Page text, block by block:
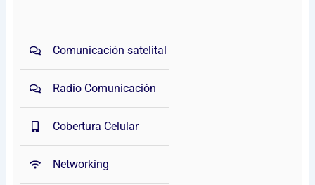
Comunicación satelital
Radio Comunicación
Cobertura Celular
Networking